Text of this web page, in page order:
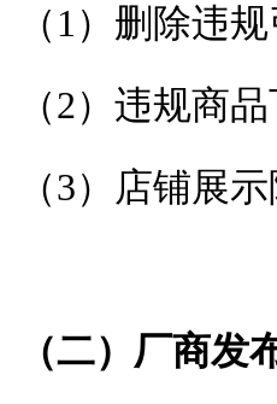
（1）删除违
（2）违规商
（3）店铺展
（二）厂商